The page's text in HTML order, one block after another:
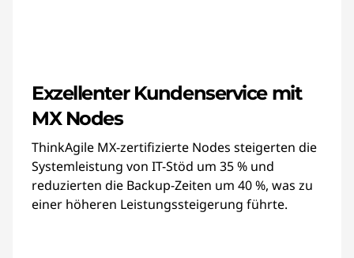
Exzellenter Kundenservice mit
MX Nodes
ThinkAgile MX-zertifizierte Nodes steigerten die
Systemleistung von IT-Stöd um 35 % und
reduzierten die Backup-Zeiten um 40 %, was zu
einer höheren Leistungssteigerung führte.